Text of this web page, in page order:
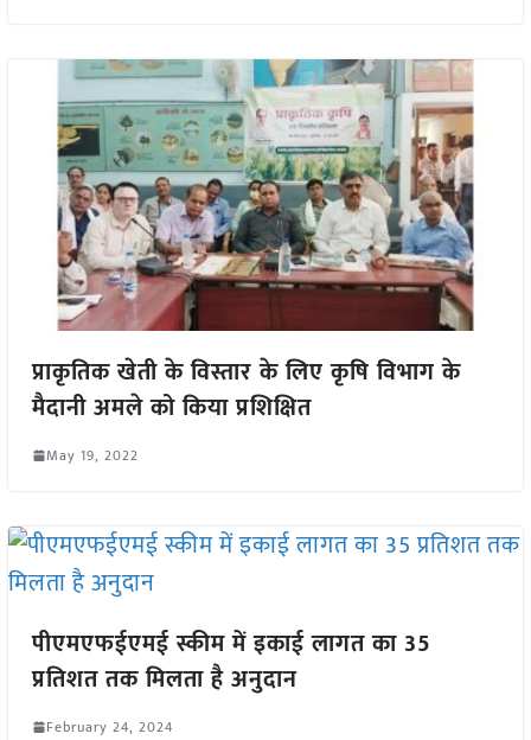
प्राकृतिक खेती के विस्तार के लिए कृषि विभाग के
मैदानी अमले को किया प्रशिक्षित
May 19, 2022
पीएमएफईएमई स्कीम में इकाई लागत का 35
प्रतिशत तक मिलता है अनुदान
February 24, 2024